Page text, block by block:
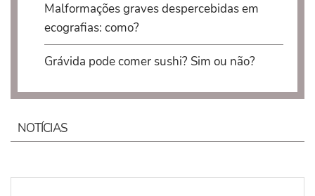
Malformações graves despercebidas em
ecografias: como?
Grávida pode comer sushi? Sim ou não?
NOTÍCIAS